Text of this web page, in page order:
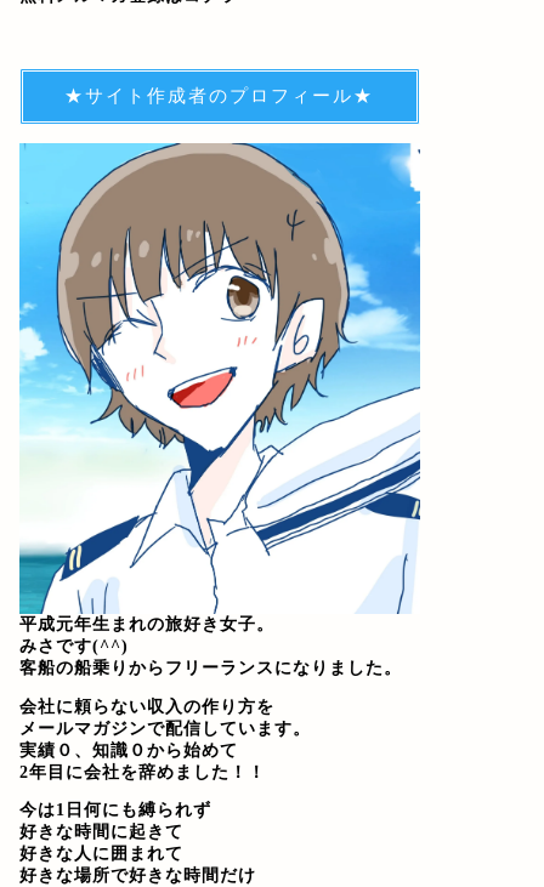
★サイト作成者のプロフィール★
平成元年生まれの旅好き女子。
みさです(^^)
客船の船乗りからフリーランスになりました。
会社に頼らない収入の作り方を
メールマガジンで配信しています。
実績０、知識０から始めて
2年目に会社を辞めました！！
今は1日何にも縛られず
好きな時間に起きて
好きな人に囲まれて
好きな場所で好きな時間だけ